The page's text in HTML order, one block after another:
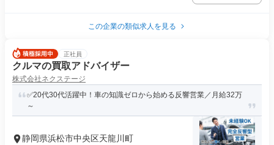
この企業の類似求人を見る
正社員
クルマの買取アドバイザー
株式会社ネクステージ
✅20代30代活躍中！車の知識ゼロから始める反響営業／月給32万
～
静岡県浜松市中央区天龍川町